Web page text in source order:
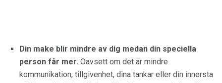
Din make blir mindre av dig medan din speciella
person får mer. Oavsett om det är mindre
kommunikation, tillgivenhet, dina tankar eller din innersta